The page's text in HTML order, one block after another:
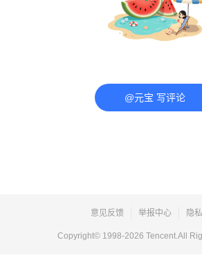
@元宝 写评论
意见反馈 举报中心 隐
Copyright© 1998-2026 Tencent.All